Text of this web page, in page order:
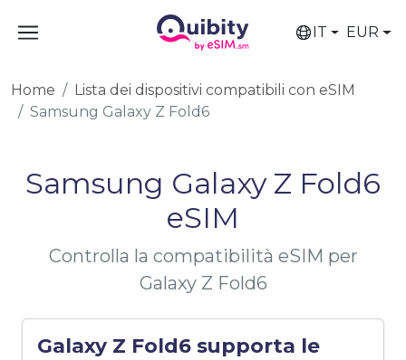
IT EUR
Home
Lista dei dispositivi compatibili con eSIM
Samsung Galaxy Z Fold6
Samsung Galaxy Z Fold6
eSIM
Controlla la compatibilità eSIM per
Galaxy Z Fold6
Galaxy Z Fold6 supporta le